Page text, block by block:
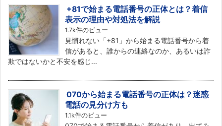
+81で始まる電話番号の正体とは？着信
表示の理由や対処法を解説
1.7k件のビュー
見慣れない「+81」から始まる電話番号から着
信があると、誰からの連絡なのか、あるいは詐
欺ではないかと不安を感じ...
070から始まる電話番号の正体は？迷惑
電話の見分け方も
1.1k件のビュー